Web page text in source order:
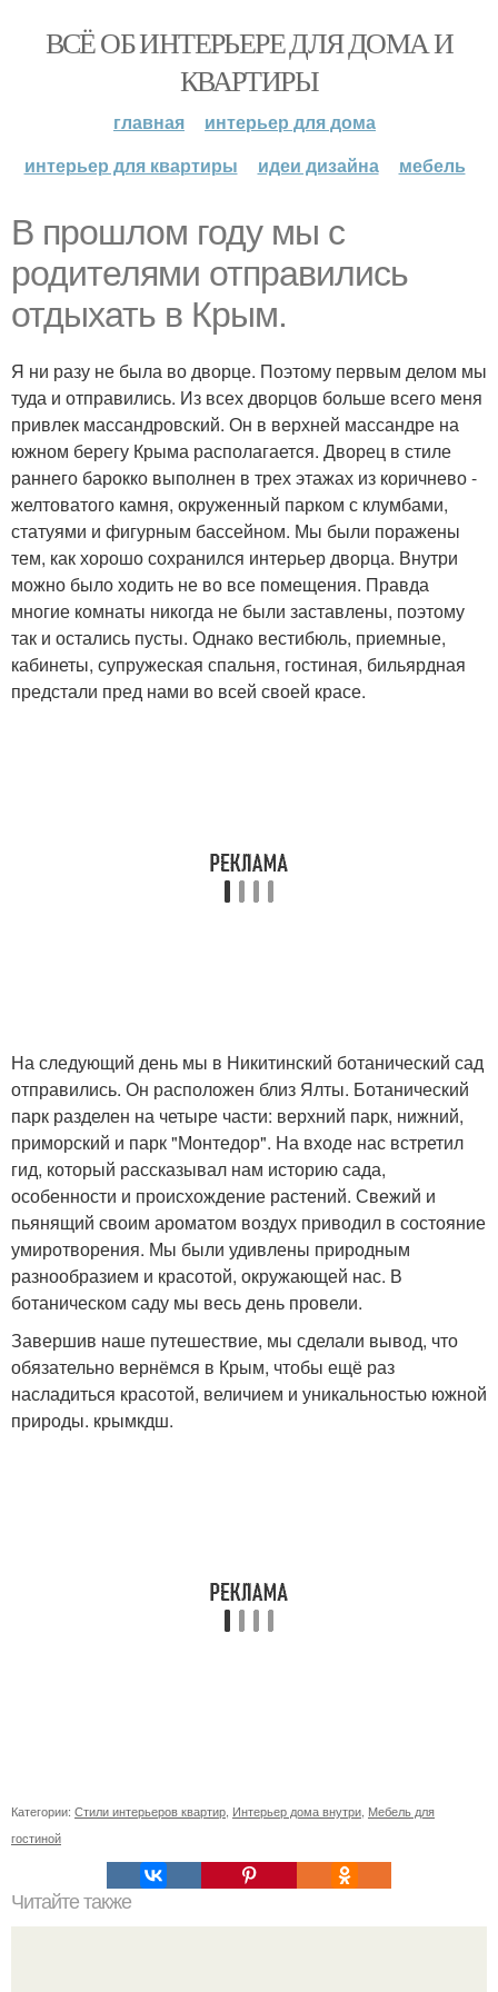
ВСЁ ОБ ИНТЕРЬЕРЕ ДЛЯ ДОМА И
КВАРТИРЫ
главная
интерьер для дома
интерьер для квартиры
идеи дизайна мебель
В прошлом году мы с
родителями отправились
отдыхать в Крым.
Я ни разу не была во дворце. Поэтому первым делом мы
туда и отправились. Из всех дворцов больше всего меня
привлек массандровский. Он в верхней массандре на
южном берегу Крыма располагается. Дворец в стиле
раннего барокко выполнен в трех этажах из коричнево -
желтоватого камня, окруженный парком с клумбами,
статуями и фигурным бассейном. Мы были поражены
тем, как хорошо сохранился интерьер дворца. Внутри
можно было ходить не во все помещения. Правда
многие комнаты никогда не были заставлены, поэтому
так и остались пусты. Однако вестибюль, приемные,
кабинеты, супружеская спальня, гостиная, бильярдная
предстали пред нами во всей своей красе.
На следующий день мы в Никитинский ботанический сад
отправились. Он расположен близ Ялты. Ботанический
парк разделен на четыре части: верхний парк, нижний,
приморский и парк "Монтедор". На входе нас встретил
гид, который рассказывал нам историю сада,
особенности и происхождение растений. Свежий и
пьянящий своим ароматом воздух приводил в состояние
умиротворения. Мы были удивлены природным
разнообразием и красотой, окружающей нас. В
ботаническом саду мы весь день провели.
Завершив наше путешествие, мы сделали вывод, что
обязательно вернёмся в Крым, чтобы ещё раз
насладиться красотой, величием и уникальностью южной
природы. крымкдш.
Категории: Стили интерьеров квартир Интерьер дома внутри Мебель для
гостиной
Читайте также